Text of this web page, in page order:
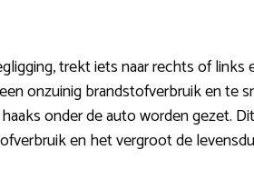
trekt iets naar rechts of links
onzuinig brandstofverbruik en te
onder de auto worden gezet.
en het vergroot de